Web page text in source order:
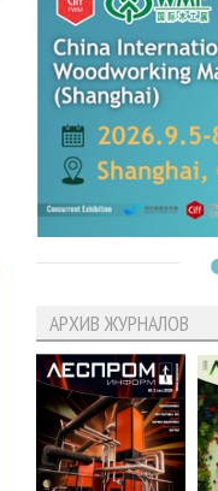
АРХИВ ЖУРНАЛОВ